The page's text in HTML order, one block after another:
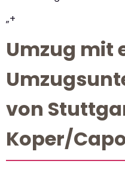
„+
Umzug mit
von
Koper/